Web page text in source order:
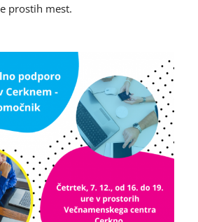
prostih mest.